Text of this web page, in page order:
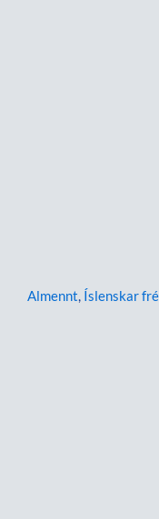
Almennt, Íslenskar